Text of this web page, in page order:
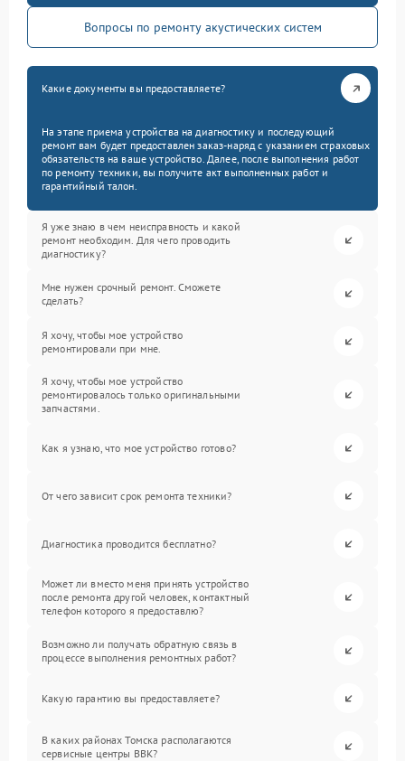
Вопросы по ремонту акустических систем
Какие документы вы предоставляете?
На этапе приема устройства на диагностику и последующий
ремонт вам будет предоставлен заказ-наряд с указанием страховых
обязательств на ваше устройство. Далее, после выполнения работ
по ремонту техники, вы получите акт выполненных работ и
гарантийный талон.
Я уже знаю в чем неисправность и какой
ремонт необходим. Для чего проводить
диагностику?
Мне нужен срочный ремонт. Сможете
сделать?
Я хочу, чтобы мое устройство
ремонтировали при мне.
Я хочу, чтобы мое устройство
ремонтировалось только оригинальными
запчастями.
Как я узнаю, что мое устройство готово?
От чего зависит срок ремонта техники?
Диагностика проводится бесплатно?
Может ли вместо меня принять устройство
после ремонта другой человек, контактный
телефон которого я предоставлю?
Возможно ли получать обратную связь в
процессе выполнения ремонтных работ?
Какую гарантию вы предоставляете?
В каких районах Томска располагаются
сервисные центры BBK?